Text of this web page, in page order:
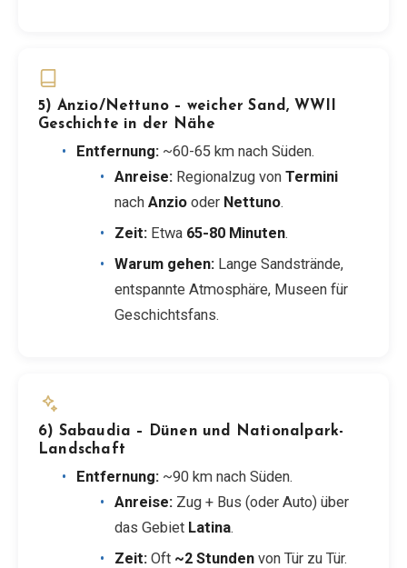
5) Anzio/Nettuno – weicher Sand, WWII
Geschichte in der Nähe
Entfernung: ~60-65 km nach Süden.
Anreise: Regionalzug von Termini
nach Anzio oder Nettuno.
Zeit: Etwa 65-80 Minuten.
Warum gehen: Lange Sandstrände,
entspannte Atmosphäre, Museen für
Geschichtsfans.
6) Sabaudia – Dünen und Nationalpark-
Landschaft
Entfernung: ~90 km nach Süden.
Anreise: Zug + Bus (oder Auto) über
das Gebiet Latina.
Zeit: Oft ~2 Stunden von Tür zu Tür.